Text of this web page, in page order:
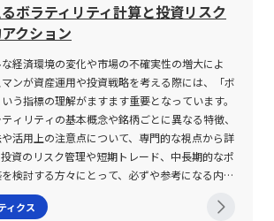
ボラティリティ計算と投資リスク
クション
経済環境の変化や市場の不確実性の増大によ
ンが資産運用や投資戦略を考える際には、「ボ
う指標の理解がますます重要となっています。
ィリティの基本概念や銘柄ごとに異なる特徴、
活用上の注意点について、専門的な視点から詳
資のリスク管理や短期トレード、中長期的なポ
検討する方々にとって、必ずや参考になる内容
動の度合いを示す指標であり、株式、債券、商
ィクス